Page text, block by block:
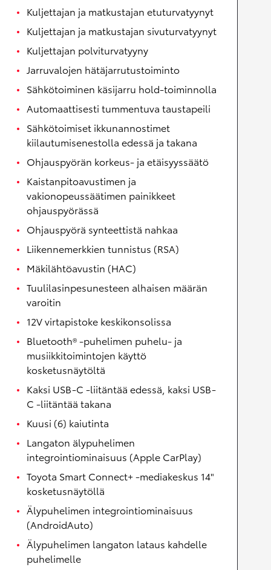
Kuljettajan ja matkustajan etuturvatyynyt
Kuljettajan ja matkustajan sivuturvatyynyt
Kuljettajan polviturvatyyny
Jarruvalojen hätäjarrutustoiminto
Sähkötoiminen käsijarru hold-toiminnolla
Automaattisesti tummentuva taustapeili
Sähkötoimiset ikkunannostimet
kiilautumisenestolla edessä ja takana
Ohjauspyörän korkeus- ja etäisyyssäätö
Kaistanpitoavustimen ja
vakionopeussäätimen painikkeet
ohjauspyörässä
Ohjauspyörä synteettistä nahkaa
Liikennemerkkien tunnistus (RSA)
Mäkilähtöavustin (HAC)
Tuulilasinpesunesteen alhaisen määrän
varoitin
12V virtapistoke keskikonsolissa
Bluetooth® -puhelimen puhelu- ja
musiikkitoimintojen käyttö
kosketusnäytöltä
Kaksi USB-C -liitäntää edessä, kaksi USB-
C -liitäntää takana
Kuusi (6) kaiutinta
Langaton älypuhelimen
integrointiominaisuus (Apple CarPlay)
Toyota Smart Connect+ -mediakeskus 14"
kosketusnäytöllä
Älypuhelimen integrointiominaisuus
(AndroidAuto)
Älypuhelimen langaton lataus kahdelle
puhelimelle